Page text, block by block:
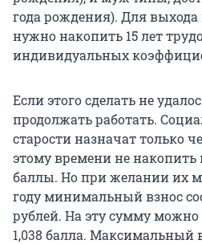
года рождения). Для
нужно накопить 15 лет
индивидуальных
Если этого сделать не
продолжать работать.
старости назначат только
этому времени не
баллы. Но при желании их
году минимальный взнос
рублей. На эту сумму
1,038 балла. Максимальный